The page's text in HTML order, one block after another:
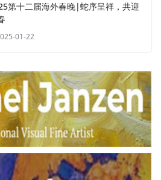
第十二届海外春晚|蛇序呈祥，共迎
01-22